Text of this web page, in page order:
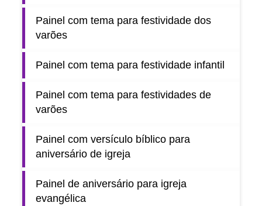
Painel com tema para festividade dos
varões
Painel com tema para festividade infantil
Painel com tema para festividades de
varões
Painel com versículo bíblico para
aniversário de igreja
Painel de aniversário para igreja
evangélica